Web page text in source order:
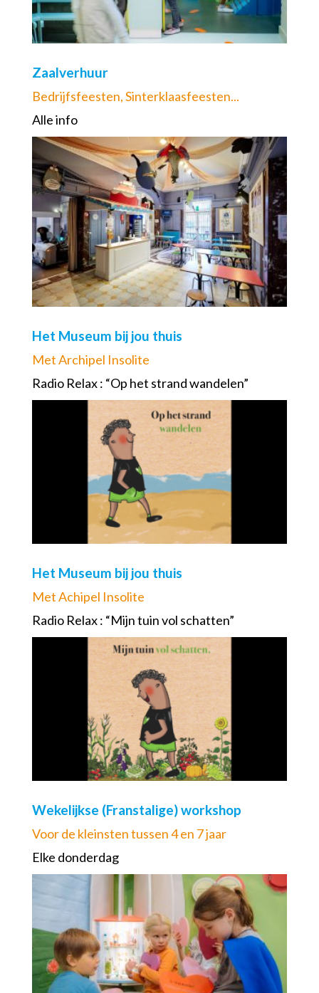
Zaalverhuur
Bedrijfsfeesten, Sinterklaasfeesten...
Alle info
Het Museum bij jou thuis
Met Archipel Insolite
Radio Relax : “Op het strand wandelen”
Het Museum bij jou thuis
Met Achipel Insolite
Radio Relax : “Mijn tuin vol schatten”
Wekelijkse (Franstalige) workshop
Voor de kleinsten tussen 4 en 7 jaar
Elke donderdag